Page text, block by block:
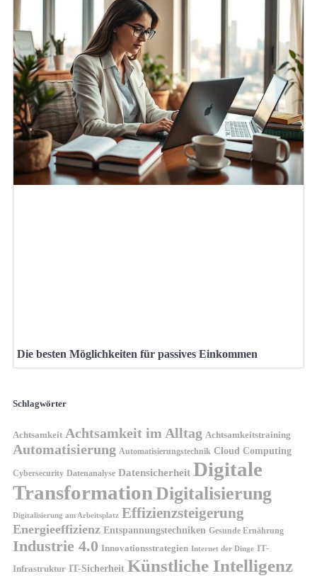
Die besten Möglichkeiten für passives Einkommen
Schlagwörter
Achtsamkeit Achtsamkeit im Alltag Achtsamkeitstraining
Automatisierung Automatisierungstechnik Cloud Computing
Cybersecurity Datenanalyse Datensicherheit Digitale
TransformationDigitalisierung
Digitalisierung am Arbeitsplatz Effizienzsteigerung
Energieeffizienz Entspannungstechniken Gesunde Ernährung
Industrie 4.0 Innovationsstrategien Internet der Dinge IT-
Infrastruktur IT-Sicherheit Künstliche Intelligenz